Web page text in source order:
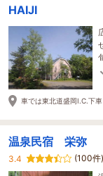
HAIJI
車では東北道盛岡I.C.下車
温泉民宿 栄弥
3.4
(100件)